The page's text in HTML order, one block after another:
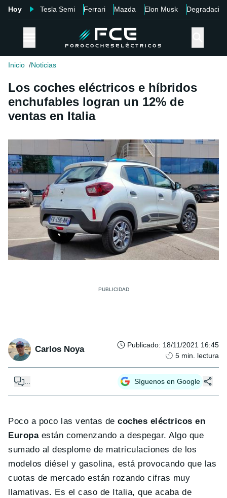
Hoy Tesla Semi Ferrari Mazda Elon Musk Degradación
Inicio Noticias
Los coches eléctricos e híbridos
enchufables logran un 12% de
ventas en Italia
Carlos Noya Publicado: 18/11/2021 16:45
5 min. lectura
Síguenos en Google
Poco a poco las ventas decoches eléctricos en
Europaestán comenzando a despegar. Algo que
sumado al desplome de matriculaciones de los
modelos diésel y gasolina, está provocando que las
cuotas de mercado están rozando cifras muy
llamativas. Es el caso de Italia, que acaba de